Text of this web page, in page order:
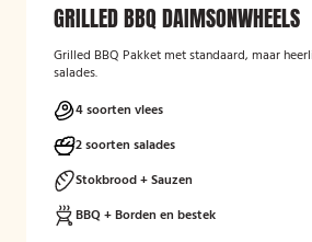
GRILLED BBQ DAIMSONWHEELS
Grilled BBQ Pakket met standaard, maar
salades.
4 soorten vlees
2 soorten salades
Stokbrood + Sauzen
BBQ + Borden en bestek